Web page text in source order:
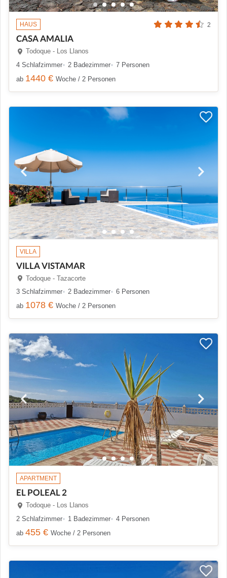
HAUS 2
CASA AMALIA
Todoque - Los Llanos
4 Schlafzimmer
2 Badezimmer
7 Personen
ab 1440 € Woche / 2 Personen
VILLA
VILLA VISTAMAR
Todoque - Tazacorte
3 Schlafzimmer
2 Badezimmer
6 Personen
ab 1078 € Woche / 2 Personen
APARTMENT
EL POLEAL 2
Todoque - Los Llanos
2 Schlafzimmer
1 Badezimmer
4 Personen
ab 455 € Woche / 2 Personen